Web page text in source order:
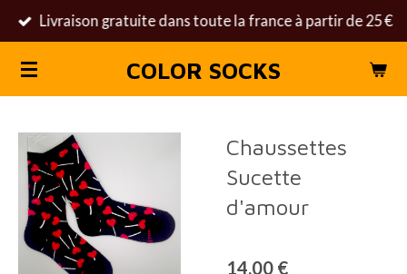
Passer
au
contenu
principal
COLOR SOCKS
Livraison gratuite dans toute la france à partir de 25 €
Chaussettes
Sucette
d'amour
14,00 €